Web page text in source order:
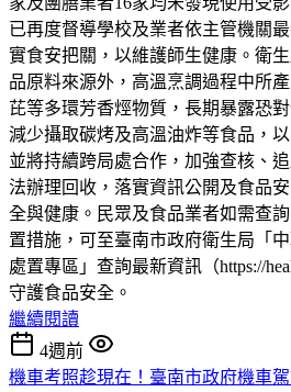
已再度督導學校及業者依主管機關
實食安把關，以維護師生健康。衛
品原料來源外，高溫烹調過程中所
芘等多環芳香烴物質，長期暴露恐
減少攝取碳烤及高溫油炸等食品，
並將持續跨局處合作，加強查核、
法辦理回收，落實資訊公開及食品
全與健康。民眾及食品業者如需查
置措施，可至臺南市政府衛生局「
處置專區」查詢最新資訊（https://
守護食品安全。
繼續閱讀
4週前
機車考照趁現在！臺南市政府機車